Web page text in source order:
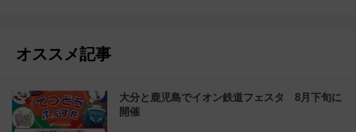
オススメ記事
大分と鹿児島でイオン鉄道フェスタ 8月下旬に
開催